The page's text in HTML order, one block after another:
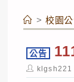
> 校園
公告
Post
author:
klgsh221